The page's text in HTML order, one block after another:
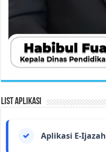
List Aplikasi
Aplikasi E-Ijazah